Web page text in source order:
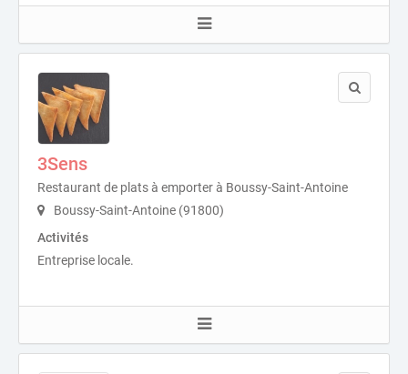
3Sens
Restaurant de plats à emporter à Boussy-Saint-Antoine
Boussy-Saint-Antoine (91800)
Activités
Entreprise locale.